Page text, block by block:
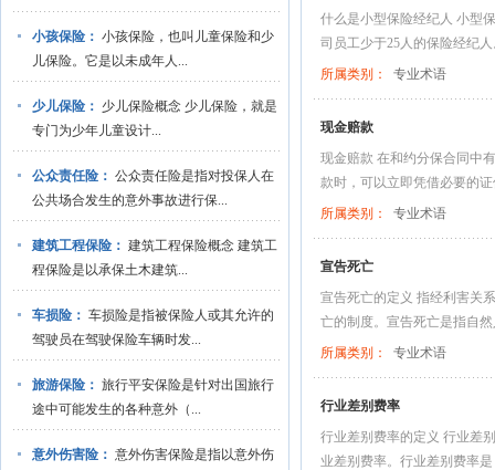
小孩保险： 小孩保险，也叫儿童保险和少
儿保险。它是以未成年人...
少儿保险： 少儿保险概念 少儿保险，就是
专门为少年儿童设计...
公众责任险： 公众责任险是指对投保人在
公共场合发生的意外事故进行保...
建筑工程保险： 建筑工程保险概念 建筑工
程保险是以承保土木建筑...
车损险： 车损险是指被保险人或其允许的
驾驶员在驾驶保险车辆时发...
旅游保险： 旅行平安保险是针对出国旅行
途中可能发生的各种意外（...
意外伤害险： 意外伤害保险是指以意外伤
什么是小型保险经纪人 小型
司员工少于25人的保险经纪
所属类别：
专业术语
现金赔款
现金赔款 在和约分保合同中
款时，可以立即凭借必要的
所属类别：
专业术语
宣告死亡
宣告死亡的定义 指经利害关
亡的制度。宣告死亡是指自
所属类别：
专业术语
行业差别费率
行业差别费率的定义 行业差
业差别费率。行业差别费率